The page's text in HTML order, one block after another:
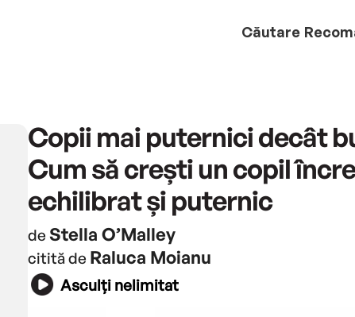
Căutare
Copii mai puternici decât
Cum să crești un copil
echilibrat și puternic
de Stella O’Malley
citită de Raluca Moianu
Asculți nelimitat